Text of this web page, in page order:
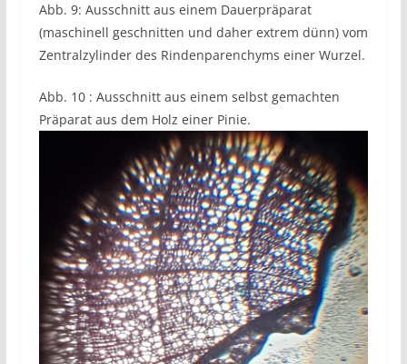
Abb. 9: Ausschnitt aus einem Dauerpräparat
(maschinell geschnitten und daher extrem dünn) vom
Zentralzylinder des Rindenparenchyms einer Wurzel.
Abb. 10 : Ausschnitt aus einem selbst gemachten
Präparat aus dem Holz einer Pinie.